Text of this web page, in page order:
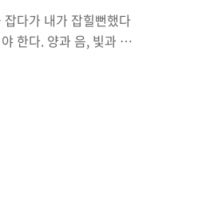
다가 내가 잡힐뻔했다
한다. 양과 음, 빛과 어
는 것이다. 문자열에